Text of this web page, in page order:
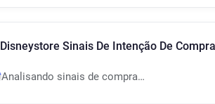
Disneystore Sinais De Intenção De Compra
Analisando sinais de compra…